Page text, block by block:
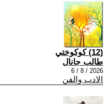
(12) كوكوختي
طالب جانال
2026 / 8 / 6
الادب والفن